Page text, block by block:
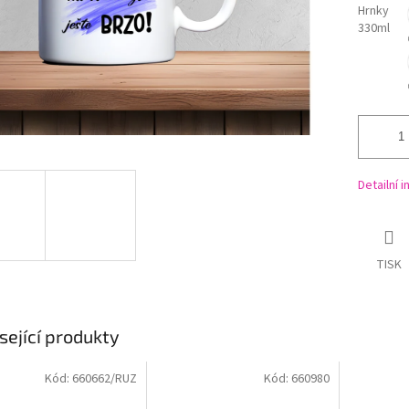
Hrnky
330ml
Detailní
TISK
produkty
Kód: 660662/RUZ Kód: 660980